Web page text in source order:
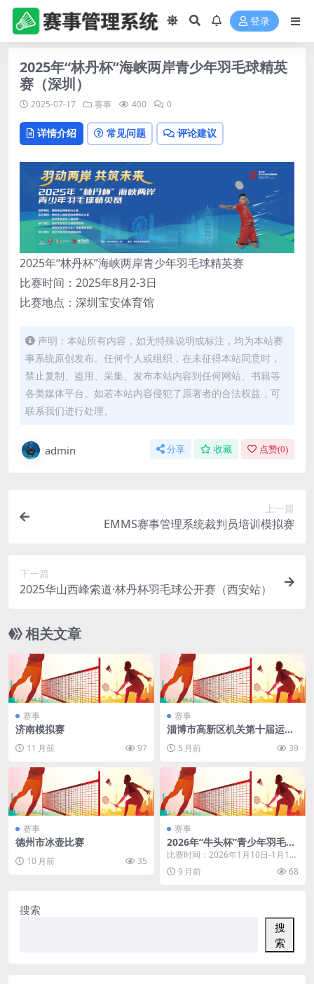
登录
2025年“林丹杯”海峡两岸青少年羽毛球精英
赛（深圳）
2025-07-17 赛事 400 0
详情介绍 常见问题 评论建议
2025年“林丹杯”海峡两岸青少年羽毛球精英赛
比赛时间：2025年8月2-3日
比赛地点：深圳宝安体育馆
声明：本站所有内容，如无特殊说明或标注，均为本站赛
事系统原创发布。任何个人或组织，在未征得本站同意时，
禁止复制、盗用、采集、发布本站内容到任何网站、书籍等
各类媒体平台。如若本站内容侵犯了原著者的合法权益，可
联系我们进行处理。
admin 分享 收藏 点赞(0)
上一篇
EMMS赛事管理系统裁判员培训模拟赛
下一篇
2025华山西峰索道·林丹杯羽毛球公开赛（西安站）
相关文章
赛事
济南模拟赛
11 月前 97
赛事
淄博市高新区机关第十届运动
5 月前 39
赛事
德州市冰壶比赛
10 月前 35
赛事
2026年“牛头杯”青少年羽毛球
公开赛第一站（中山）
比赛时间：2026年1月10日-1月11
日 比赛地点：中山市星晨羽毛球馆
2号馆（...
9 月前 68
搜索
搜
索